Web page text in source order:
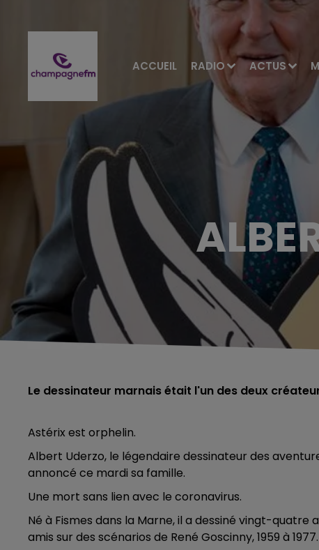
ACCUEIL RADIO ACTUS
Le dessinateur marnais était l'un des deux
Astérix est orphelin.
Albert Uderzo, le légendaire dessinateur des
annoncé ce mardi sa famille.
Une mort sans lien avec le coronavirus.
Né à Fismes dans la Marne, il a dessiné vingt-
amis sur des scénarios de René Goscinny, 1959 à 1977.